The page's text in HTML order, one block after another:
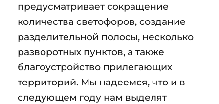
предусматривает сокращение
количества светофоров, создание
разделительной полосы, несколько
разворотных пунктов, а также
благоустройство прилегающих
территорий. Мы надеемся, что и в
следующем году нам выделят